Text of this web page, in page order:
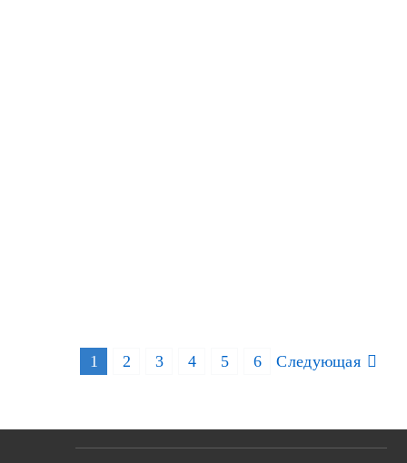
1 2 3 4 5 6 Следующая